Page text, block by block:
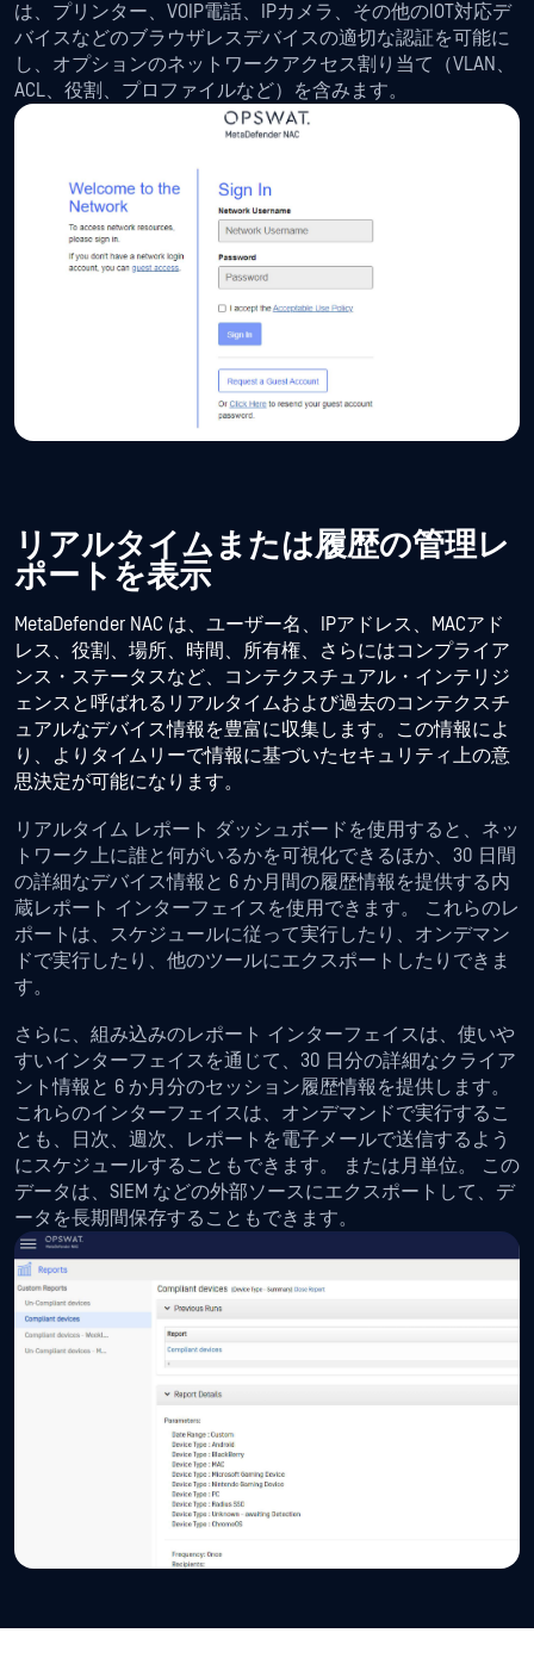
は、プリンター、VOIP電話、IPカメラ、その他のIOT対応デ
バイスなどのブラウザレスデバイスの適切な認証を可能に
し、オプションのネットワークアクセス割り当て（VLAN、
ACL、役割、プロファイルなど）を含みます。
リアルタイムまたは履歴の管理レ
ポートを表示
MetaDefender NAC は、ユーザー名、IPアドレス、MACアド
レス、役割、場所、時間、所有権、さらにはコンプライア
ンス・ステータスなど、コンテクスチュアル・インテリジ
ェンスと呼ばれるリアルタイムおよび過去のコンテクスチ
ュアルなデバイス情報を豊富に収集します。この情報によ
り、よりタイムリーで情報に基づいたセキュリティ上の意
思決定が可能になります。
リアルタイム レポート ダッシュボードを使用すると、ネッ
トワーク上に誰と何がいるかを可視化できるほか、30 日間
の詳細なデバイス情報と 6 か月間の履歴情報を提供する内
蔵レポート インターフェイスを使用できます。 これらのレ
ポートは、スケジュールに従って実行したり、オンデマン
ドで実行したり、他のツールにエクスポートしたりできま
す。
さらに、組み込みのレポート インターフェイスは、使いや
すいインターフェイスを通じて、30 日分の詳細なクライア
ント情報と 6 か月分のセッション履歴情報を提供します。
これらのインターフェイスは、オンデマンドで実行するこ
とも、日次、週次、レポートを電子メールで送信するよう
にスケジュールすることもできます。 または月単位。 この
データは、SIEM などの外部ソースにエクスポートして、デ
ータを長期間保存することもできます。